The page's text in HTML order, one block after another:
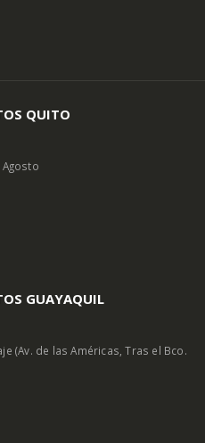
QUITO
Agosto
GUAYAQUIL
(Av. de las Américas, Tras el Bco.